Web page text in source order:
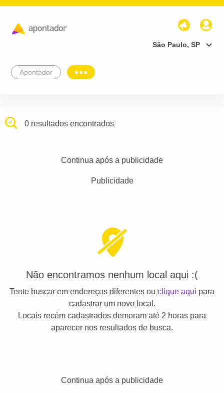
São Paulo, SP
Apontador
0 resultados encontrados
Continua após a publicidade
Publicidade
Não encontramos nenhum local aqui :(
Tente buscar em endereços diferentes ou clique aqui para
cadastrar um novo local.
Locais recém cadastrados demoram até 2 horas para
aparecer nos resultados de busca.
Continua após a publicidade